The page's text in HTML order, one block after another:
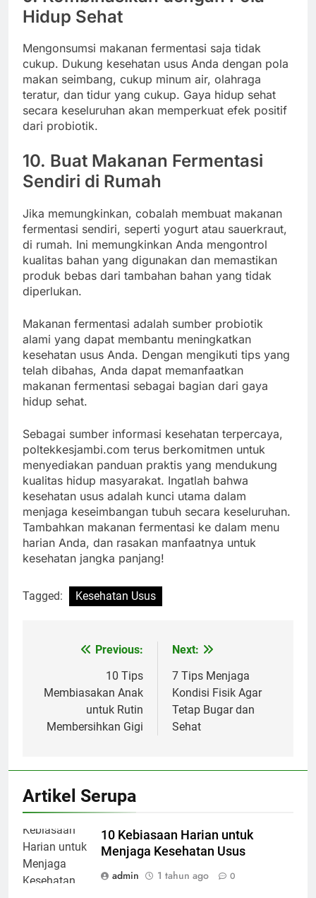
Hidup Sehat
Mengonsumsi makanan fermentasi saja tidak
cukup. Dukung kesehatan usus Anda dengan pola
makan seimbang, cukup minum air, olahraga
teratur, dan tidur yang cukup. Gaya hidup sehat
secara keseluruhan akan memperkuat efek positif
dari probiotik.
10. Buat Makanan Fermentasi
Sendiri di Rumah
Jika memungkinkan, cobalah membuat makanan
fermentasi sendiri, seperti yogurt atau sauerkraut,
di rumah. Ini memungkinkan Anda mengontrol
kualitas bahan yang digunakan dan memastikan
produk bebas dari tambahan bahan yang tidak
diperlukan.
Makanan fermentasi adalah sumber probiotik
alami yang dapat membantu meningkatkan
kesehatan usus Anda. Dengan mengikuti tips yang
telah dibahas, Anda dapat memanfaatkan
makanan fermentasi sebagai bagian dari gaya
hidup sehat.
Sebagai sumber informasi kesehatan terpercaya,
poltekkesjambi.com terus berkomitmen untuk
menyediakan panduan praktis yang mendukung
kualitas hidup masyarakat. Ingatlah bahwa
kesehatan usus adalah kunci utama dalam
menjaga keseimbangan tubuh secara keseluruhan.
Tambahkan makanan fermentasi ke dalam menu
harian Anda, dan rasakan manfaatnya untuk
kesehatan jangka panjang!
Tagged: Kesehatan Usus
NavigasiPrevious:
10 Tips
Membiasakan Anak
untuk Rutin
Membersihkan Gigi
Next:
7 Tips Menjaga
Kondisi Fisik Agar
Tetap Bugar dan
Sehat
Artikel Serupa
10 Kebiasaan Harian untuk
Menjaga Kesehatan Usus
admin
1 tahun ago 0